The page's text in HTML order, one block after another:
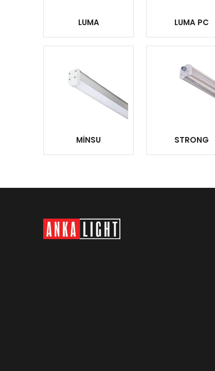
LUMA LUMA PC
MİNSU STRONG